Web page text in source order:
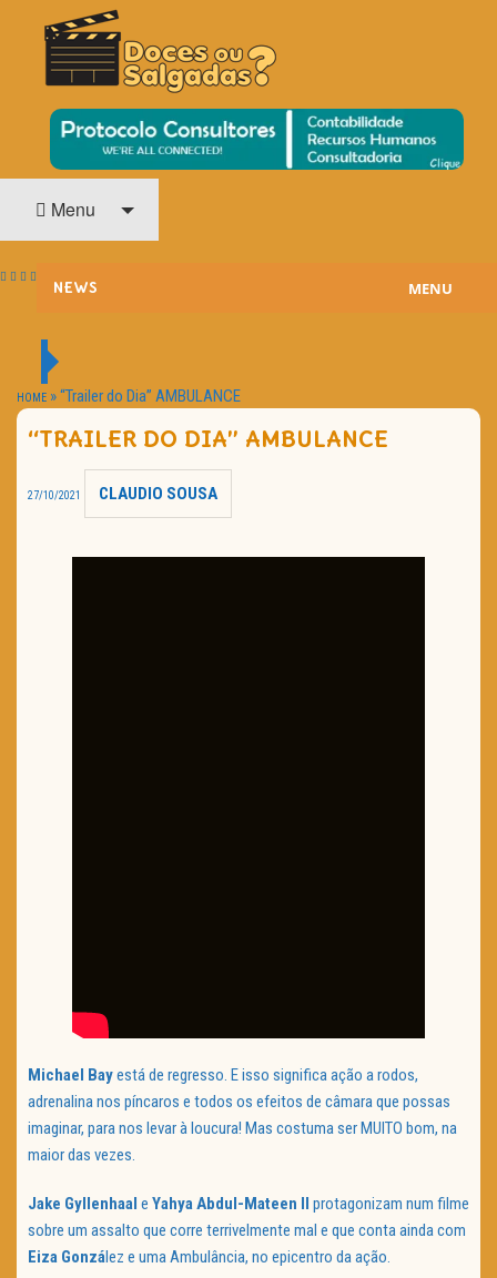
DOCES OU SALGADAS?
O Cinema? Uma Paixão!!
Menu
NEWS
PASSATEMPOS
HOME CINEMA
MENU
HOME »“Trailer do Dia” AMBULANCE
“TRAILER DO DIA” AMBULANCE
27/10/2021 CLAUDIO SOUSA
Michael Bayestá de regresso. E isso significa ação a rodos,
adrenalina nos píncaros e todos os efeitos de câmara que possas
imaginar, para nos levar à loucura! Mas costuma ser MUITO bom, na
maior das vezes.
Jake Gyllenhaal e Yahya Abdul-Mateen II protagonizam num filme
sobre um assalto que corre terrivelmente mal e que conta ainda com
Eiza González e uma Ambulância, no epicentro da ação.